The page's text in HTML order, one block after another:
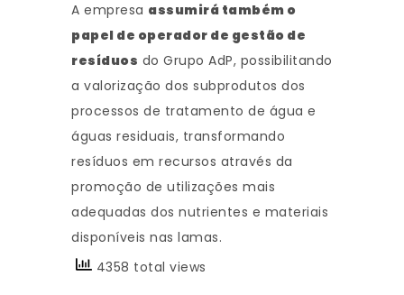
A empresa assumirá também o
papel de operador de gestão de
resíduos do Grupo AdP, possibilitando
a valorização dos subprodutos dos
processos de tratamento de água e
águas residuais, transformando
resíduos em recursos através da
promoção de utilizações mais
adequadas dos nutrientes e materiais
disponíveis nas lamas.
4358 total views